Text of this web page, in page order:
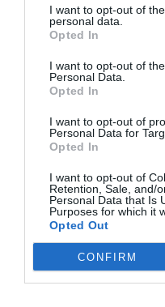
I want to opt-out of
personal data.
Opted In
I want to opt-out of
Personal Data.
Opted In
I want to opt-out of
Personal Data for
Opted In
I want to opt-out of
Retention, Sale, and/
Personal Data that Is
Purposes for which it
Opted Out
CONFIRM
III.
Moderátor:Szép Péter,
14:15–14:35 |Tartós
Vonnák Balázs, alelnöki
14:35–15:25 |
vállalati hitelezés?
Balássy László,